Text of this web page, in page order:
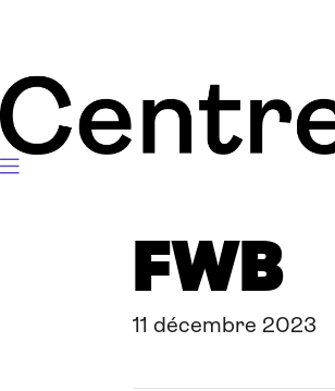
FWB
11 décembre 2023